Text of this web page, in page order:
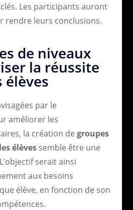
Les participants auront
rendre leurs conclusions.
de niveaux
la réussite
élèves
par le
améliorer les
la création de groupes
élèvessemble être une
serait ainsi
aux besoins
élève, en fonction de son